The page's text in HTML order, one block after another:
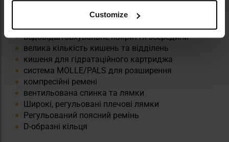
Customize
водовідштовхувальне покриття зсередини
велика кількість кишень та відділень
кишеня для гідратаційного картриджа
система MOLLE/PALS для розширення
компресійні ремені
вентильована спинка та лямки
Широкі, регульовані плечові лямки
Регульований поясний ремінь
D-образні кільця